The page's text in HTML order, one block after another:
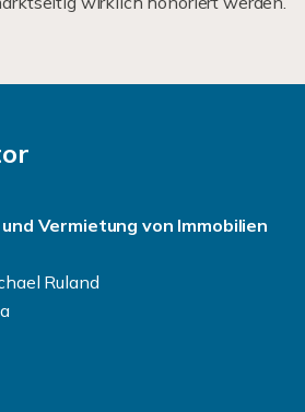
Vermietung von Immobilien
Ruland